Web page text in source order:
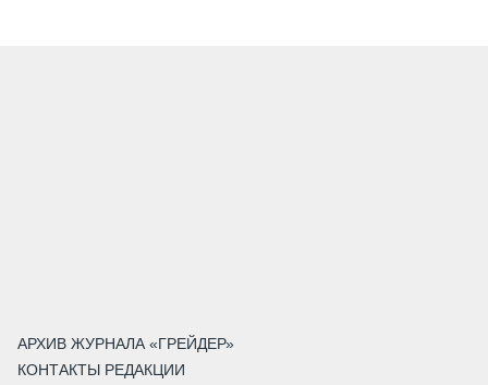
АРХИВ ЖУРНАЛА «ГРЕЙДЕР»
КОНТАКТЫ РЕДАКЦИИ